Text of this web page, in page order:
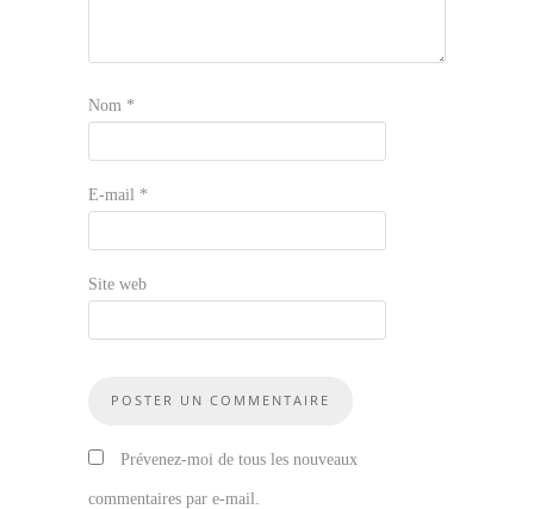
Nom *
E-mail *
Site web
Prévenez-moi de tous les nouveaux
commentaires par e-mail.